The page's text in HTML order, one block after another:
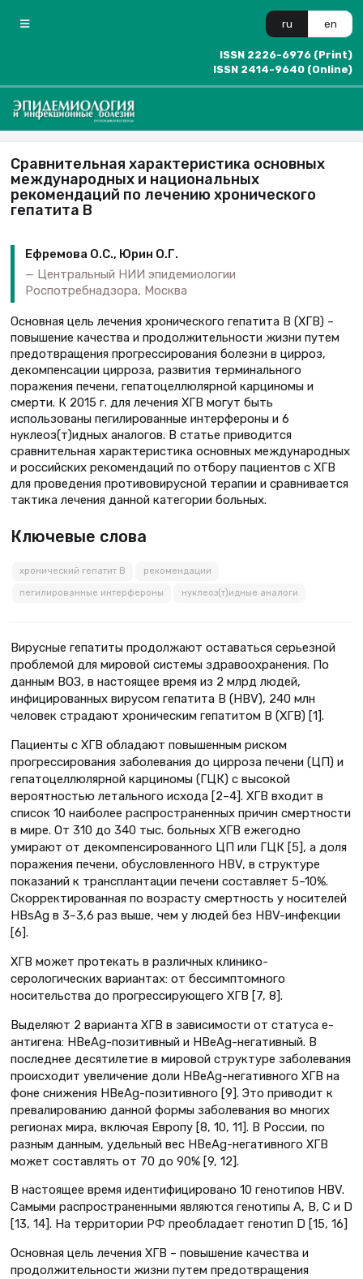
ru en
ISSN 2226-6976 (Print)
ISSN 2414-9640 (Online)
Сравнительная характеристика основных
международных и национальных
рекомендаций по лечению хронического
гепатита В
Ефремова О.С., Юрин О.Г.
Центральный НИИ эпидемиологии
Роспотребнадзора, Москва
Основная цель лечения хронического гепатита В (ХГВ) –
повышение качества и продолжительности жизни путем
предотвращения прогрессирования болезни в цирроз,
декомпенсации цирроза, развития терминального
поражения печени, гепатоцеллюлярной карциномы и
смерти. К 2015 г. для лечения ХГВ могут быть
использованы пегилированные интерфероны и 6
нуклеоз(т)идных аналогов. В статье приводится
сравнительная характеристика основных международных
и российских рекомендаций по отбору пациентов с ХГВ
для проведения противовирусной терапии и сравнивается
тактика лечения данной категории больных.
Ключевые слова
хронический гепатит В рекомендации
пегилированные интерфероны нуклеоз(т)идные аналоги
Вирусные гепатиты продолжают оставаться серьезной
проблемой для мировой системы здравоохранения. По
данным ВОЗ, в настоящее время из 2 млрд людей,
инфицированных вирусом гепатита В (HBV), 240 млн
человек страдают хроническим гепатитом В (ХГВ) [1].
Пациенты с ХГВ обладают повышенным риском
прогрессирования заболевания до цирроза печени (ЦП) и
гепатоцеллюлярной карциномы (ГЦК) с высокой
вероятностью летального исхода [2–4]. ХГВ входит в
список 10 наиболее распространенных причин смертности
в мире. От 310 до 340 тыс. больных ХГВ ежегодно
умирают от декомпенсированного ЦП или ГЦК [5], а доля
поражения печени, обусловленного HBV, в структуре
показаний к трансплантации печени составляет 5–10%.
Скорректированная по возрасту смертность у носителей
HBsAg в 3–3,6 раз выше, чем у людей без HBV-инфекции
[6].
ХГВ может протекать в различных клинико-
серологических вариантах: от бессимптомного
носительства до прогрессирующего ХГВ [7, 8].
Выделяют 2 варианта ХГВ в зависимости от статуса е-
антигена: HВeAg-позитивный и HBeAg-негативный. В
последнее десятилетие в мировой структуре заболевания
происходит увеличение доли HBeAg-негативного ХГВ на
фоне снижения HBeAg-позитивного [9]. Это приводит к
превалированию данной формы заболевания во многих
регионах мира, включая Европу [8, 10, 11]. В России, по
разным данным, удельный вес HBeAg-негативного ХГВ
может составлять от 70 до 90% [9, 12].
В настоящее время идентифицировано 10 генотипов HBV.
Самыми распространенными являются генотипы А, В, С и D
[13, 14]. На территории РФ преобладает генотип D [15, 16]
Основная цель лечения ХГВ – повышение качест­ва и
продолжительности жизни путем предотвращения